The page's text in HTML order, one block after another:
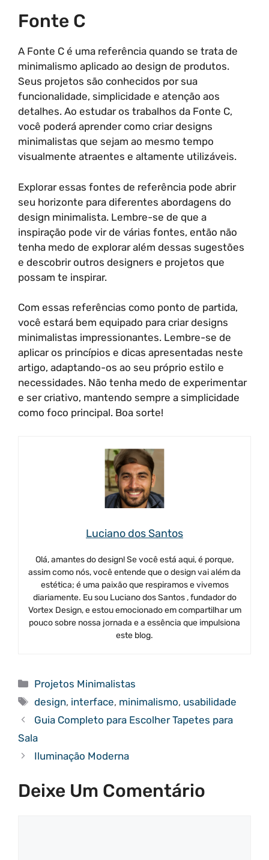
Fonte C
A Fonte C é uma referência quando se trata de
minimalismo aplicado ao design de produtos.
Seus projetos são conhecidos por sua
funcionalidade, simplicidade e atenção aos
detalhes. Ao estudar os trabalhos da Fonte C,
você poderá aprender como criar designs
minimalistas que sejam ao mesmo tempo
visualmente atraentes e altamente utilizáveis.
Explorar essas fontes de referência pode abrir
seu horizonte para diferentes abordagens do
design minimalista. Lembre-se de que a
inspiração pode vir de várias fontes, então não
tenha medo de explorar além dessas sugestões
e descobrir outros designers e projetos que
possam te inspirar.
Com essas referências como ponto de partida,
você estará bem equipado para criar designs
minimalistas impressionantes. Lembre-se de
aplicar os princípios e dicas apresentadas neste
artigo, adaptando-os ao seu próprio estilo e
necessidades. Não tenha medo de experimentar
e ser criativo, mantendo sempre a simplicidade
como foco principal. Boa sorte!
Luciano dos Santos
Olá, amantes do design! Se você está aqui, é porque,
assim como nós, você entende que o design vai além da
estética; é uma paixão que respiramos e vivemos
diariamente. Eu sou Luciano dos Santos , fundador do
Vortex Design, e estou emocionado em compartilhar um
pouco sobre nossa jornada e a essência que impulsiona
este blog.
Categorias
Projetos Minimalistas
Tags
design, interface, minimalismo, usabilidade
Guia Completo para Escolher Tapetes para
Sala
Iluminação Moderna
Deixe Um Comentário